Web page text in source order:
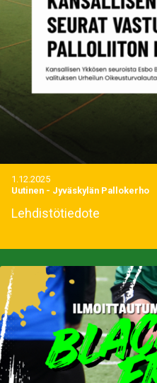
1.12.2025
Uutinen - Jyväskylän Pallokerho
Lehdistötiedote